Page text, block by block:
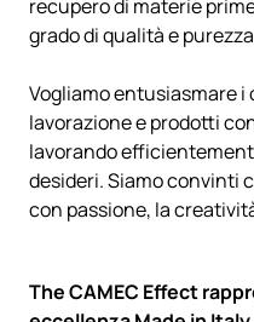
recupero di materie
grado di qualità e
Vogliamo entusiasmare​
lavorazione​ ​e​ ​prodotti​
lavorando​
desideri. Siamo convinti
con passione,​ ​la​
The CAMEC Effect